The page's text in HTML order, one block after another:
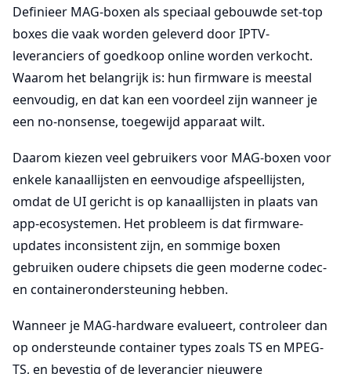
Definieer MAG-boxen als speciaal gebouwde set-top
boxes die vaak worden geleverd door IPTV-
leveranciers of goedkoop online worden verkocht.
Waarom het belangrijk is: hun firmware is meestal
eenvoudig, en dat kan een voordeel zijn wanneer je
een no-nonsense, toegewijd apparaat wilt.
Daarom kiezen veel gebruikers voor MAG-boxen voor
enkele kanaallijsten en eenvoudige afspeellijsten,
omdat de UI gericht is op kanaallijsten in plaats van
app-ecosystemen. Het probleem is dat firmware-
updates inconsistent zijn, en sommige boxen
gebruiken oudere chipsets die geen moderne codec-
en containerondersteuning hebben.
Wanneer je MAG-hardware evalueert, controleer dan
op ondersteunde container types zoals TS en MPEG-
TS, en bevestig of de leverancier nieuwere